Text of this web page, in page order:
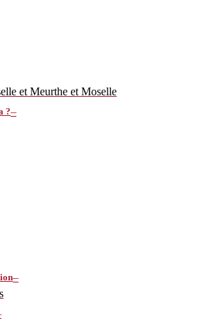
et Meurthe et Moselle
?–
–